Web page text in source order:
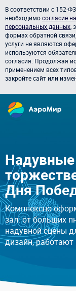
В соответствии с 152-
необходимосогласие
персональных данных ,
формах обратной
услуги не являются
используются
согласия. Продолжая
применением всех
закройте сайт или
Дня
Комплексно
зал: от больших
надувной сцены
дизайн, работают